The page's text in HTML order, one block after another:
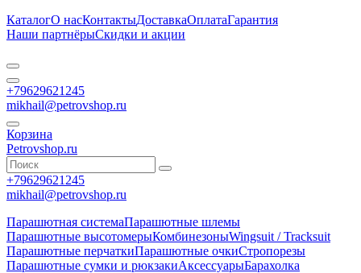
КаталогО насКонтактыДоставкаОплатаГарантия
Наши партнёрыСкидки и акции
+79629621245
mikhail@petrovshop.ru
Корзина
Petrovshop.ru
+79629621245
mikhail@petrovshop.ru
Парашютная системаПарашютные шлемы
Парашютные высотомерыКомбинезоныWingsuit / Tracksuit
Парашютные перчаткиПарашютные очкиСтропорезы
Парашютные сумки и рюкзакиАксессуарыБарахолка